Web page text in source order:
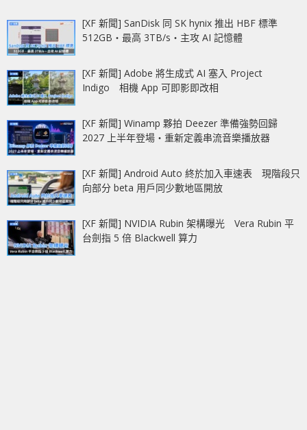
[XF 新聞] SanDisk 同 SK hynix 推出 HBF 標準
512GB‧最高 3TB/s‧主攻 AI 記憶體
[XF 新聞] Adobe 將生成式 AI 塞入 Project
Indigo 相機 App 可即影即改相
[XF 新聞] Winamp 夥拍 Deezer 準備強勢回歸
2027 上半年登場‧重新定義串流音樂播放器
[XF 新聞] Android Auto 終於加入車速表 現階段只
向部分 beta 用戶同少數地區開放
[XF 新聞] NVIDIA Rubin 架構曝光 Vera Rubin 平
台劍指 5 倍 Blackwell 算力